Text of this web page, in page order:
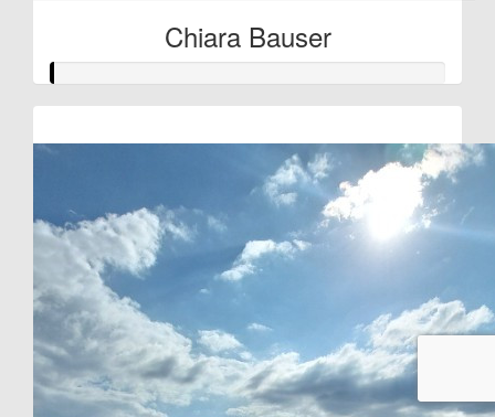
Chiara Bauser